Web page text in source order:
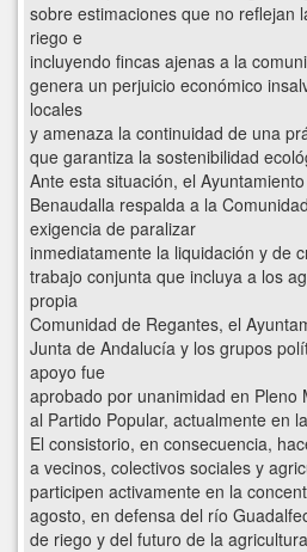
sobre estimaciones que no reflejan
riego e
incluyendo fincas ajenas a la
genera un perjuicio económico
locales
y amenaza la continuidad de una
que garantiza la sostenibilidad
Ante esta situación, el
Benaudalla respalda a la
exigencia de paralizar
inmediatamente la liquidación y de
trabajo conjunta que incluya a los
propia
Comunidad de Regantes, el
Junta de Andalucía y los grupos
apoyo fue
aprobado por unanimidad en Pleno
al Partido Popular, actualmente en
El consistorio, en consecuencia,
a vecinos, colectivos sociales y
participen activamente en la
agosto, en defensa del río
de riego y del futuro de la